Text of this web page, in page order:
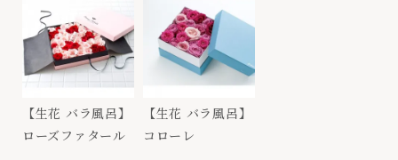
【生花 バラ風呂】
ローズファタール
【生花 バラ風呂】
コローレ